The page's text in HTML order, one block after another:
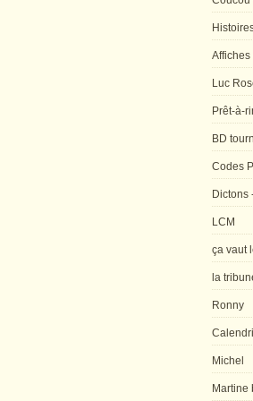
Affiches
Luc
Prêt-à-
BD
Codes
Dictons
LCM
ça vaut
la
Ronny
Michel
Martine